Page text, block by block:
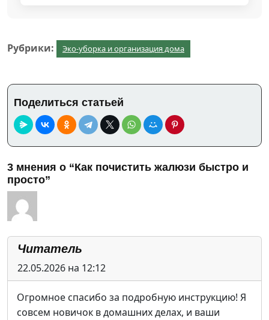
Рубрики: Эко-уборка и организация дома
Поделиться статьей
3 мнения о “Как почистить жалюзи быстро и
просто”
Читатель
22.05.2026 на 12:12
Огромное спасибо за подробную инструкцию! Я
совсем новичок в домашних делах, и ваши